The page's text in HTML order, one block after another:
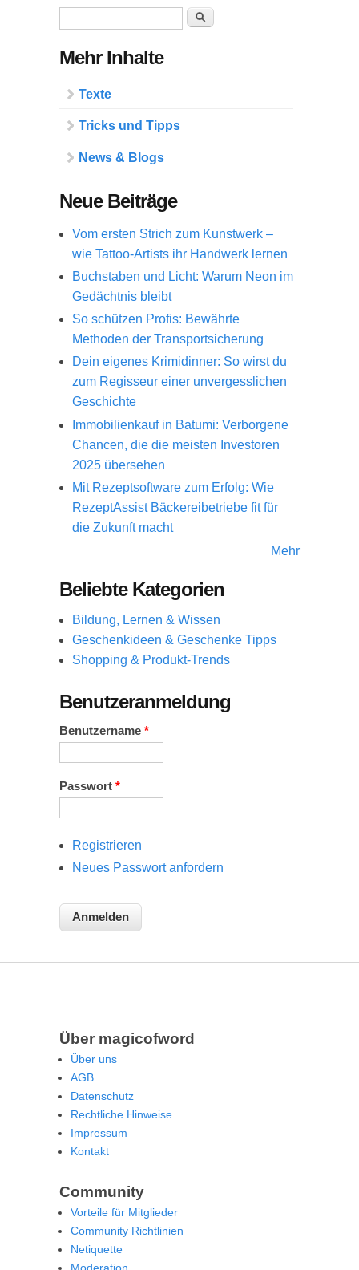
Suche
Mehr Inhalte
Texte
Tricks und Tipps
News & Blogs
Neue Beiträge
Vom ersten Strich zum Kunstwerk –
wie Tattoo-Artists ihr Handwerk lernen
Buchstaben und Licht: Warum Neon im
Gedächtnis bleibt
So schützen Profis: Bewährte
Methoden der Transportsicherung
Dein eigenes Krimidinner: So wirst du
zum Regisseur einer unvergesslichen
Geschichte
Immobilienkauf in Batumi: Verborgene
Chancen, die die meisten Investoren
2025 übersehen
Mit Rezeptsoftware zum Erfolg: Wie
RezeptAssist Bäckereibetriebe fit für
die Zukunft macht
Mehr
Beliebte Kategorien
Bildung, Lernen & Wissen
Geschenkideen & Geschenke Tipps
Shopping & Produkt-Trends
Benutzeranmeldung
Benutzername *
Passwort *
Registrieren
Neues Passwort anfordern
Über magicofword
Über uns
AGB
Datenschutz
Rechtliche Hinweise
Impressum
Kontakt
Community
Vorteile für Mitglieder
Community Richtlinien
Netiquette
Moderation